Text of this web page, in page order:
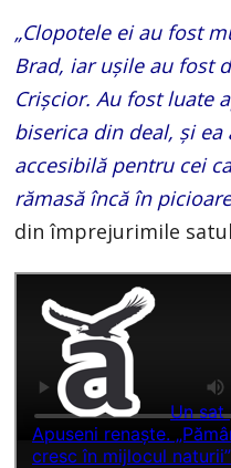
„Clopotele ei au fost
Brad, iar ușile au fost
Crișcior. Au fost luate
biserica din deal, și
accesibilă pentru cei
rămasă încă în
din împrejurimile